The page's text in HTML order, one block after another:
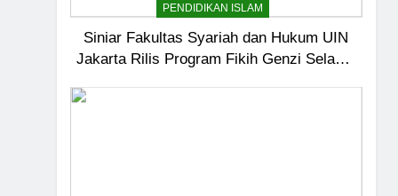
PENDIDIKAN ISLAM
Siniar Fakultas Syariah dan Hukum UIN
Jakarta Rilis Program Fikih Genzi Selama
7
Kopi Beneran Versus Kopi